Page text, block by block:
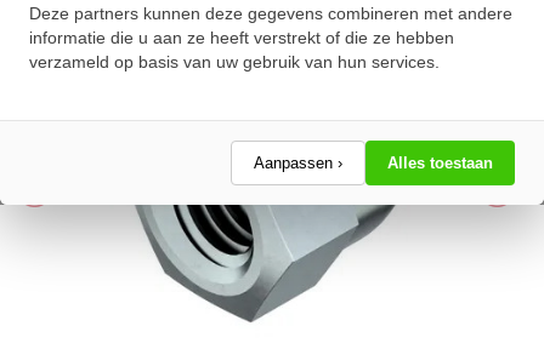
Deze partners kunnen deze gegevens combineren met andere
informatie die u aan ze heeft verstrekt of die ze hebben
verzameld op basis van uw gebruik van hun services.
Aanpassen › Alles toestaan